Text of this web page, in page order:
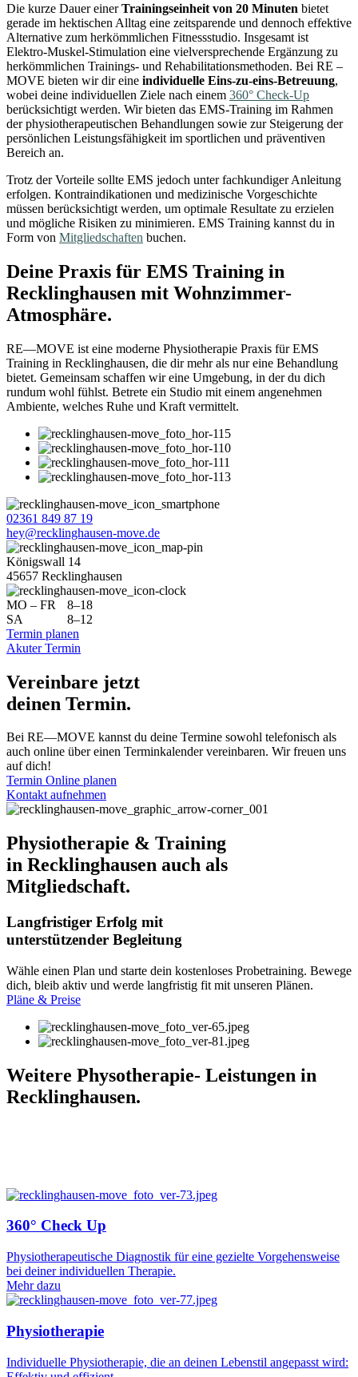
Die kurze Dauer einerTrainingseinheit von 20 Minuten bietet
gerade im hektischen Alltag eine zeitsparende und dennoch effektive
Alternative zum herkömmlichen Fitnessstudio. Insgesamt ist
Elektro-Muskel-Stimulation eine vielversprechende Ergänzung zu
herkömmlichen Trainings- und Rehabilitationsmethoden. Bei RE –
MOVE bieten wir dir eine individuelle Eins-zu-eins-Betreuung,
wobei deine individuellen Ziele nach einem 360° Check-Up
berücksichtigt werden. Wir bieten das EMS-Training im Rahmen
der physiotherapeutischen Behandlungen sowie zur Steigerung der
persönlichen Leistungsfähigkeit im sportlichen und präventiven
Bereich an.
Trotz der Vorteile sollte EMS jedoch unter fachkundiger Anleitung
erfolgen. Kontraindikationen und medizinische Vorgeschichte
müssen berücksichtigt werden, um optimale Resultate zu erzielen
und mögliche Risiken zu minimieren. EMS Training kannst du in
Form von Mitgliedschaften buchen.
Deine Praxis für EMS Training in
Recklinghausen mit Wohnzimmer-
Atmosphäre.
RE—MOVE ist eine moderne Physiotherapie Praxis für EMS
Training in Recklinghausen, die dir mehr als nur eine Behandlung
bietet. Gemeinsam schaffen wir eine Umgebung, in der du dich
rundum wohl fühlst. Betrete ein Studio mit einem angenehmen
Ambiente, welches Ruhe und Kraft vermittelt.
02361 849 87 19
hey@recklinghausen-move.de
Königswall 14
45657 Recklinghausen
MO – FR
8–18
SA
8–12
Termin planen
Akuter Termin
Vereinbare jetzt
deinen Termin.
Bei RE—MOVE kannst du deine Termine sowohl telefonisch als
auch online über einen Terminkalender vereinbaren. Wir freuen uns
auf dich!
Termin Online planen
Kontakt aufnehmen
Physiotherapie & Training
in Recklinghausen auch als
Mitgliedschaft.
Langfristiger Erfolg mit
unterstützender Begleitung
Wähle einen Plan und starte dein kostenloses Probetraining. Bewege
dich, bleib aktiv und werde langfristig fit mit unseren Plänen.
Pläne & Preise
Weitere Physotherapie- Leistungen in
Recklinghausen.
360° Check Up
Physiotherapeutische Diagnostik für eine gezielte Vorgehensweise
bei deiner individuellen Therapie.
Mehr dazu
Physiotherapie
Individuelle Physiotherapie, die an deinen Lebenstil angepasst wird: